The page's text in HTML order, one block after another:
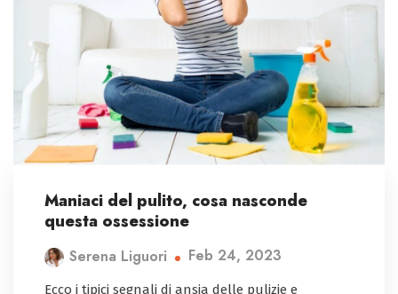
Maniaci del pulito, cosa nasconde
questa ossessione
Serena Liguori Feb 24, 2023
Ecco i tipici segnali di ansia delle pulizie e